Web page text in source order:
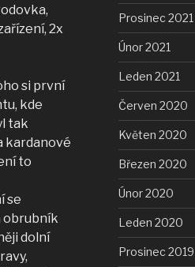
2x
si první
kde
tak
kardanové
to
se
obrubník
dolní
Prosinec 2021
Únor 2021
Leden 2021
Červen 2020
Květen 2020
Březen 2020
Únor 2020
Leden 2020
Prosinec 2019